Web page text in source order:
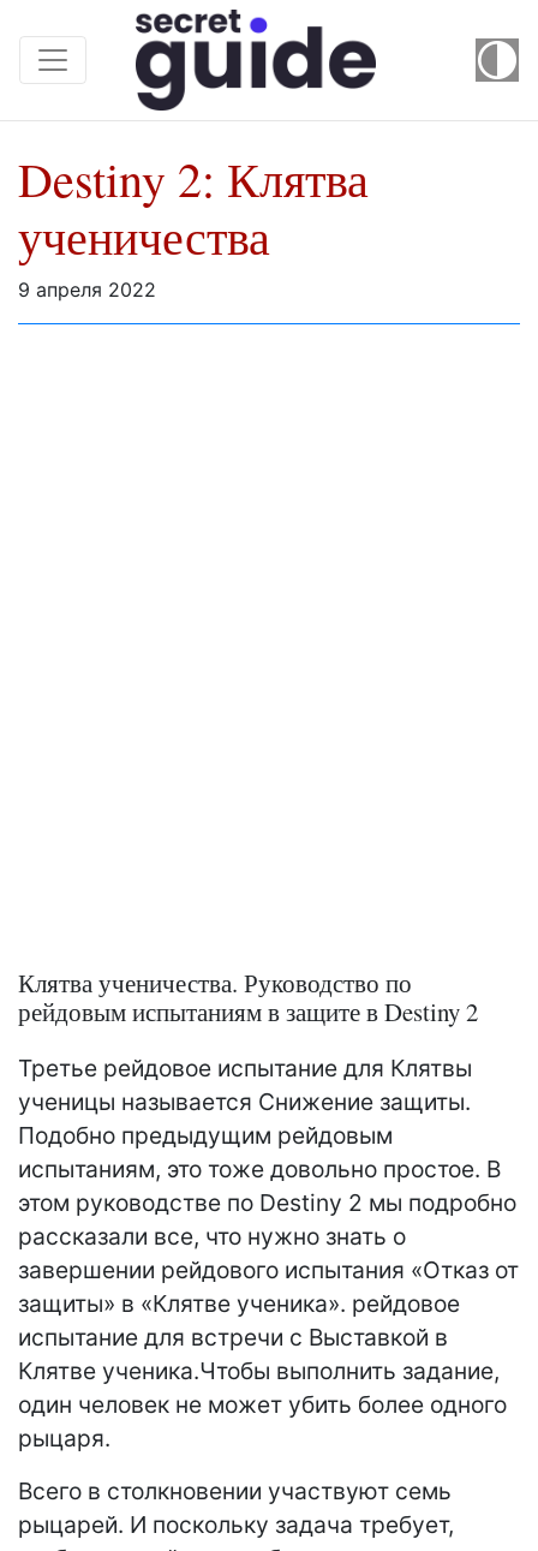
Destiny 2: Клятва
ученичества
9 апреля 2022
Клятва ученичества. Руководство по
рейдовым испытаниям в защите в Destiny 2
Третье рейдовое испытание для Клятвы
ученицы называется Снижение защиты.
Подобно предыдущим рейдовым
испытаниям, это тоже довольно простое. В
этом руководстве по Destiny 2 мы подробно
рассказали все, что нужно знать о
завершении рейдового испытания «Отказ от
защиты» в «Клятве ученика». рейдовое
испытание для встречи с Выставкой в ​​
Клятве ученика.Чтобы выполнить задание,
один человек не может убить более одного
рыцаря.
Всего в столкновении участвуют семь
рыцарей. И поскольку задача требует,